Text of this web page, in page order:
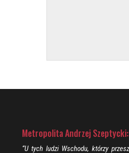
Metropolita Andrzej Szeptycki:
“U tych ludzi Wschodu, którzy